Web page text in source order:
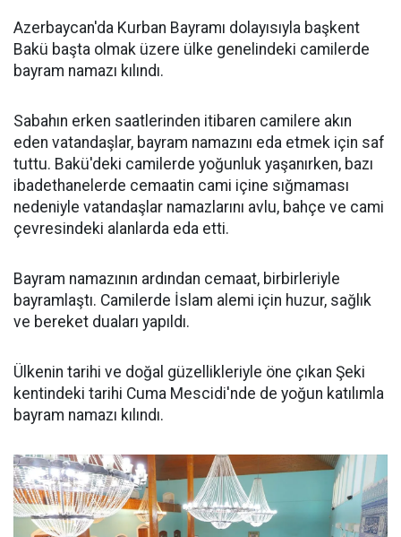
Azerbaycan'da Kurban Bayramı dolayısıyla başkent
Bakü başta olmak üzere ülke genelindeki camilerde
bayram namazı kılındı.
Sabahın erken saatlerinden itibaren camilere akın
eden vatandaşlar, bayram namazını eda etmek için saf
tuttu. Bakü'deki camilerde yoğunluk yaşanırken, bazı
ibadethanelerde cemaatin cami içine sığmaması
nedeniyle vatandaşlar namazlarını avlu, bahçe ve cami
çevresindeki alanlarda eda etti.
Bayram namazının ardından cemaat, birbirleriyle
bayramlaştı. Camilerde İslam alemi için huzur, sağlık
ve bereket duaları yapıldı.
Ülkenin tarihi ve doğal güzellikleriyle öne çıkan Şeki
kentindeki tarihi Cuma Mescidi'nde de yoğun katılımla
bayram namazı kılındı.